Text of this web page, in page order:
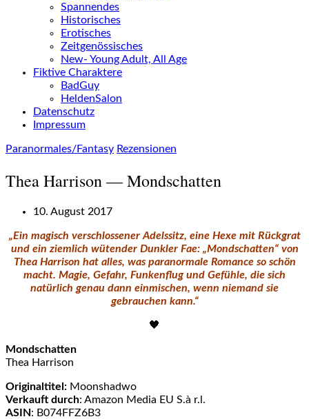
Spannendes
Historisches
Erotisches
Zeitgenössisches
New- Young Adult, All Age
Fiktive Charaktere
BadGuy
HeldenSalon
Datenschutz
Impressum
Paranormales/Fantasy Rezensionen
Thea Harrison — Mondschatten
10. August 2017
„Ein magisch verschlossener Adelssitz, eine Hexe mit Rückgrat
und ein ziemlich wütender Dunkler Fae: „Mondschatten“ von
Thea Harrison hat alles, was paranormale Romance so schön
macht. Magie, Gefahr, Funkenflug und Gefühle, die sich
natürlich genau dann einmischen, wenn niemand sie
gebrauchen kann.“
🖤
Mondschatten
Thea Harrison
Originaltitel: Moonshadwo
Verkauft durch: Amazon Media EU S.à r.l.
ASIN: B074FFZ6B3